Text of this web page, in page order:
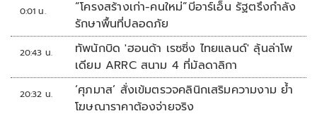
0:01 น.
“โครงสร้างเก่า-คนใหม่”บีอาร์เอ็น รัฐตรึงกำลัง
รักษาพื้นที่ปลอดภัย
20:43 น.
ทัพนักบิด 'ฮอนด้า เรซซิ่ง ไทยแลนด์' ลุ้นล่าโพ
เดียม ARRC สนาม 4 ที่มัลดาลิกา
20:32 น.
‘ศุภมาส’ สั่งเข้มตรวจคลินิกเสริมความงาม ย้ำ
โฆษณาราคาต้องจ่ายจริง